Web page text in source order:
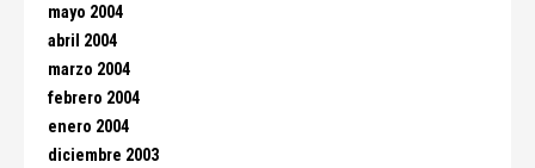
mayo 2004
abril 2004
marzo 2004
febrero 2004
enero 2004
diciembre 2003